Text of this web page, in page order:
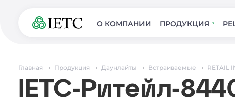
О КОМПАНИИ ПРОДУКЦИЯ
Главная Продукция Даунлайты Встраиваемые RETAIL
IETC-Ритейл-